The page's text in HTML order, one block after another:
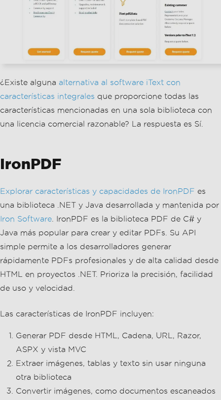
¿Existe alguna alternativa al software iText con
características integrales que proporcione todas las
características mencionadas en una sola biblioteca con
una licencia comercial razonable? La respuesta es Sí.
IronPDF
Explorar características y capacidades de IronPDF es
una biblioteca .NET y Java desarrollada y mantenida por
Iron Software . IronPDF es la biblioteca PDF de C# y
Java más popular para crear y editar PDFs. Su API
simple permite a los desarrolladores generar
rápidamente PDFs profesionales y de alta calidad desde
HTML en proyectos .NET. Prioriza la precisión, facilidad
de uso y velocidad.
Las características de IronPDF incluyen:
Generar PDF desde HTML, Cadena, URL, Razor,
ASPX y vista MVC
Extraer imágenes, tablas y texto sin usar ninguna
otra biblioteca
Convertir imágenes, como documentos escaneados